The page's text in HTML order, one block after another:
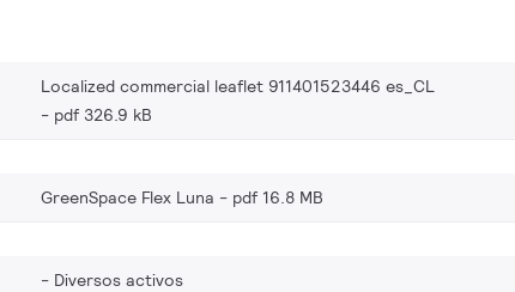
Localized commercial leaflet 911401523446 es_CL
pdf 326.9 kB
GreenSpace Flex Luna pdf 16.8 MB
Diversos activos